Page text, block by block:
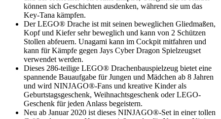
können sich Geschichten ausdenken, während sie um das
Key-Tana kämpfen.
Der LEGO® Drache ist mit seinen beweglichen Gliedmaßen,
Kopf und Kiefer sehr beweglich und kann von 2 Schützen
Stollen abfeuern. Unagami kann im Cockpit mitfahren und
kann für Kämpfe gegen Jays Cyber Dragon Spielzeugset
verwendet werden.
Dieses 286-teilige LEGO® Drachenbauspielzeug bietet eine
spannende Bauaufgabe für Jungen und Mädchen ab 8 Jahren
und wird NINJAGO®-Fans und kreative Kinder als
Geburtstagsgeschenk, Weihnachtsgeschenk oder LEGO-
Geschenk für jeden Anlass begeistern.
Neu ab Januar 2020 ist dieses NINJAGO®-Set in einer tollen